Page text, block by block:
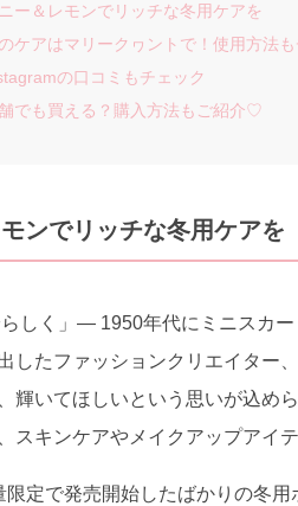
ー＆レモンでリッチな冬用ケアを
ケアはマリークヮントで！使用方法
の口コミもチェック
でも買える？購入方法もご紹介♡
ンでリッチな冬用ケアを
らしく」― 1950年代にミニスカ
したファッションクリエイター
輝いてほしいという思いが込
スキンケアやメイクアップアイ
限定で発売開始したばかりの冬